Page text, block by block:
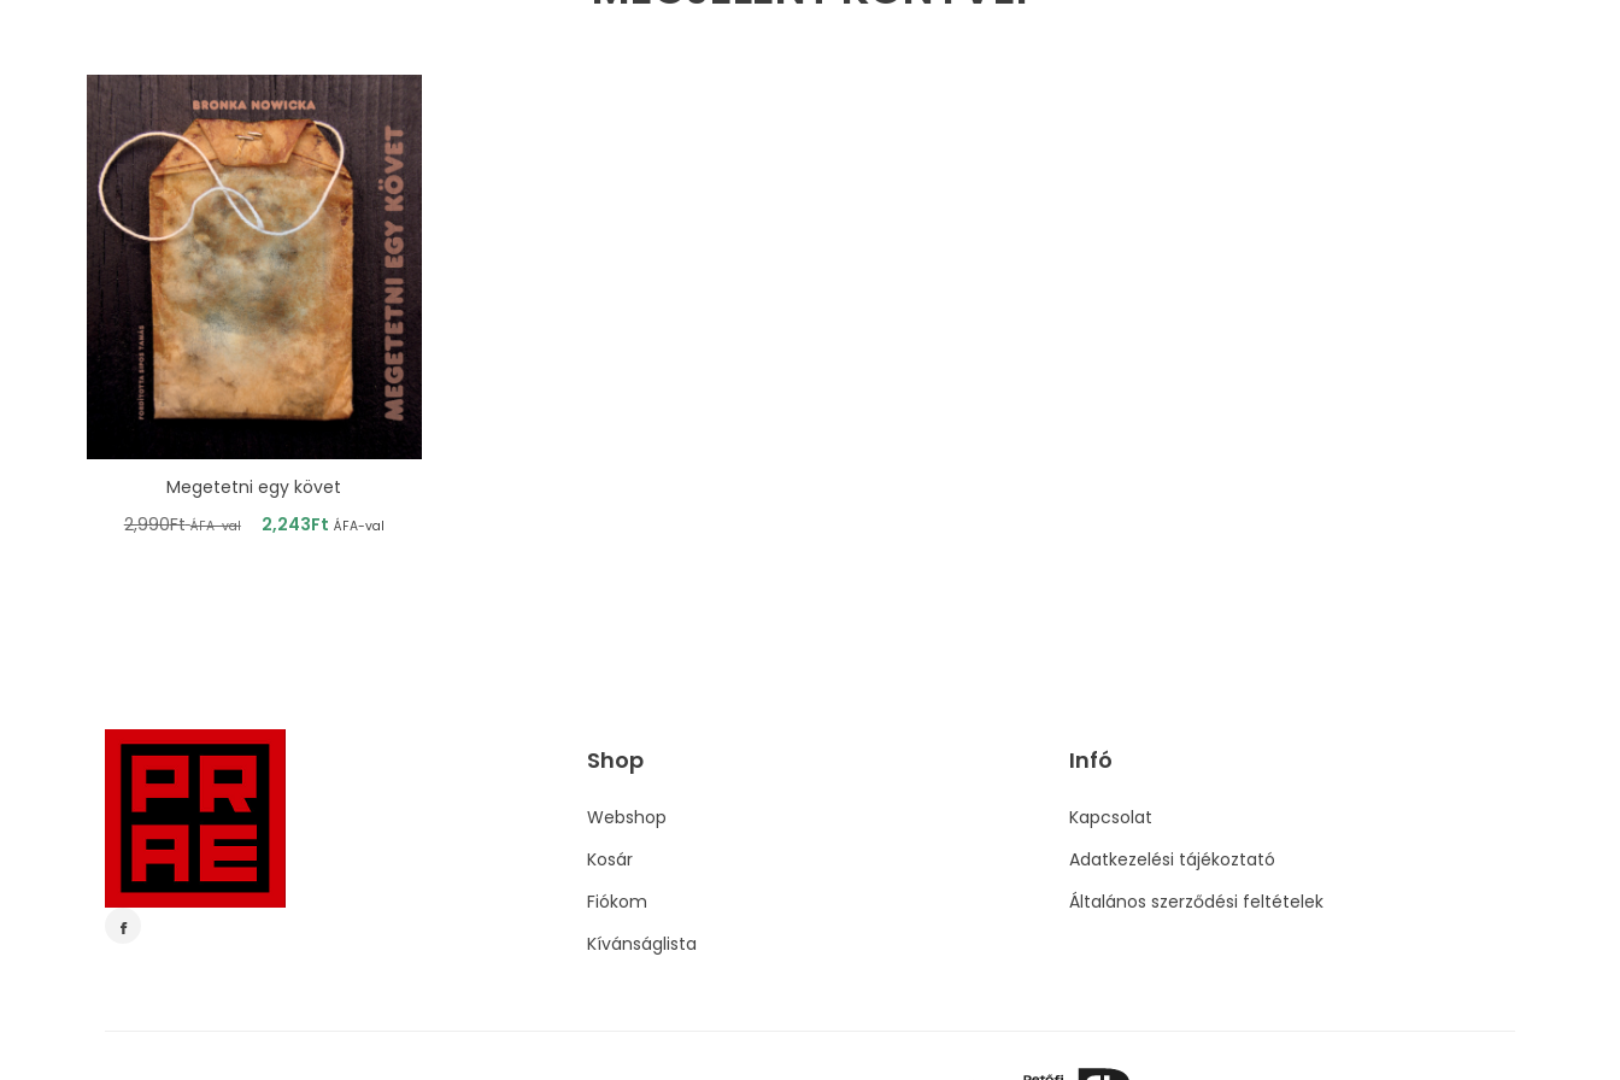
Megetetni egy követ
2,990Ft ÁFA-val 2,243Ft ÁFA-val
Shop
Webshop
Kosár
Fiókom
Kívánságlista
Infó
Kapcsolat
Adatkezelési tájékoztató
Általános szerződési feltételek